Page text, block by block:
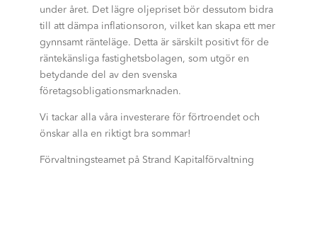
under året. Det lägre oljepriset bör dessutom bidra
till att dämpa inflationsoron, vilket kan skapa ett mer
gynnsamt ränteläge. Detta är särskilt positivt för de
räntekänsliga fastighetsbolagen, som utgör en
betydande del av den svenska
företagsobligationsmarknaden.
Vi tackar alla våra investerare för förtroendet och
önskar alla en riktigt bra sommar!
Förvaltningsteamet på Strand Kapitalförvaltning